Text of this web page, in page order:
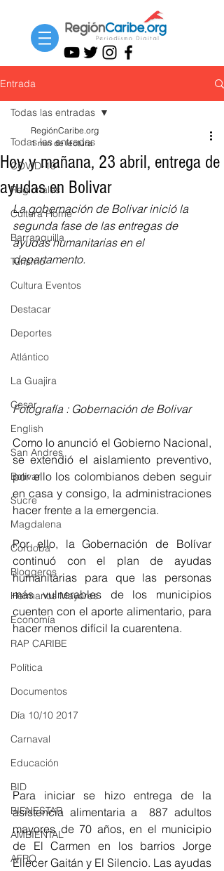
Entrada
Todas las entradas
COVID-19
Regionales
Cultura Home
Barranquilla
Turismo
Cultura Eventos
Destacar
Deportes
Atlántico
La Guajira
Cesar
English
San Andres
Bolívar
Sucre
Magdalena
Córdoba
Bloggeros
Hermanos Mayores
Economía
RAP CARIBE
Política
Documentos
Día 10/10 2017
Carnaval
Educación
BID
BIENESTAR
AMBIENTAL
AFRO
Todas las entradas
Hoy y mañana, 23 abril, entrega de
ayudas en Bolivar
RegiónCaribe.org
1 min de lectura
La gobernación de Bolivar inició la
segunda fase de las entregas de
ayudas humanitarias en el
departamento.
Fotografía : Gobernación de Bolivar
Como lo anunció el Gobierno Nacional,
se extendió el aislamiento preventivo,
por ello los colombianos deben seguir
en casa y consigo, la administraciones
hacer frente a la emergencia.
Por ello, la Gobernación de Bolívar
continuó con el plan de ayudas
humanitarias para que las personas
más vulnerables de los municipios
cuenten con el aporte alimentario, para
hacer menos difícil la cuarentena.
Para iniciar se hizo entrega de la
asistencia alimentaria a  887 adultos
mayores de 70 años, en el municipio
de El Carmen en los barrios Jorge
Eliecer Gaitán y El Silencio. Las ayudas